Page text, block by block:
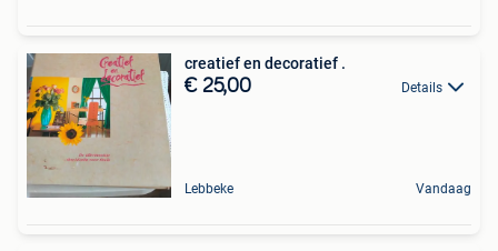
creatief en decoratief .
€ 25,00 Details
Lebbeke Vandaag